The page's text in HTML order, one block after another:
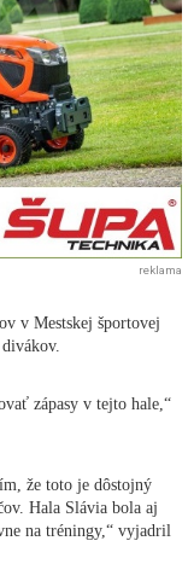
reklama
v Mestskej športovej
zápasy v tejto hale,“
že toto je dôstojný
Hala Slávia bola aj
na tréningy,“ vyjadril